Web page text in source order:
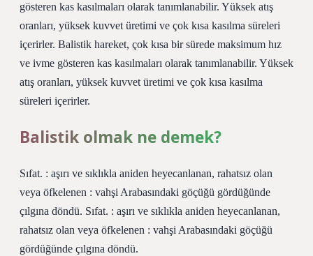
gösteren kas kasılmaları olarak tanımlanabilir. Yüksek atış
oranları, yüksek kuvvet üretimi ve çok kısa kasılma süreleri
içerirler. Balistik hareket, çok kısa bir sürede maksimum hız
ve ivme gösteren kas kasılmaları olarak tanımlanabilir. Yüksek
atış oranları, yüksek kuvvet üretimi ve çok kısa kasılma
süreleri içerirler.
Balistik olmak ne demek?
Sıfat. : aşırı ve sıklıkla aniden heyecanlanan, rahatsız olan
veya öfkelenen : vahşi Arabasındaki göçüğü gördüğünde
çılgına döndü. Sıfat. : aşırı ve sıklıkla aniden heyecanlanan,
rahatsız olan veya öfkelenen : vahşi Arabasındaki göçüğü
gördüğünde çılgına döndü.